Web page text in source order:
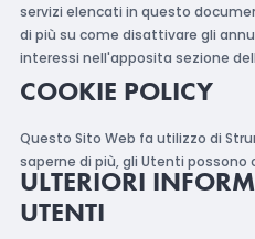
servizi elencati in questo
di più su come disattivare gli
interessi nell'apposita sezione
COOKIE POLICY
Questo Sito Web fa utilizzo di
saperne di più, gli Utenti possono
ULTERIORI
UTENTI